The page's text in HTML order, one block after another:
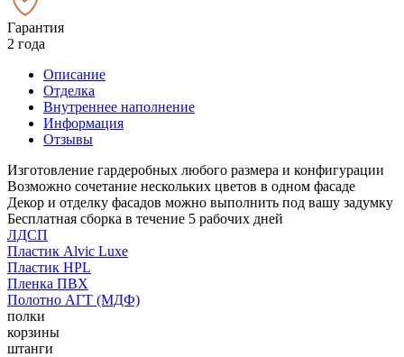
Гарантия
2 года
Описание
Отделка
Внутреннее наполнение
Информация
Отзывы
Изготовление гардеробных любого размера и конфигурации
Возможно сочетание нескольких цветов в одном фасаде
Декор и отделку фасадов можно выполнить под вашу задумку
Бесплатная сборка в течение 5 рабочих дней
ЛДСП
Пластик Alvic Luxe
Пластик HPL
Пленка ПВХ
Полотно АГТ (МДФ)
полки
корзины
штанги